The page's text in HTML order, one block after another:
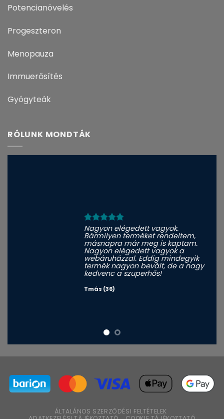
Potencianövelés
Progeszteron
Menopauza
Immuerősítés
Gyógyteák
RÓLUNK MONDTÁK
Nagyon elégedett vagyok.
Bármilyen terméket rendeltem,
másnapra már meg is kaptam.
Nagyon elégedett vagyok a
webáruházzal. Eddig mindegyik
termék nagyon bevált, de a nagy
kedvenc a szuperhős!
Tmás (36)
ÁLTALÁNOS SZERZŐDÉSI FELTÉTELEK